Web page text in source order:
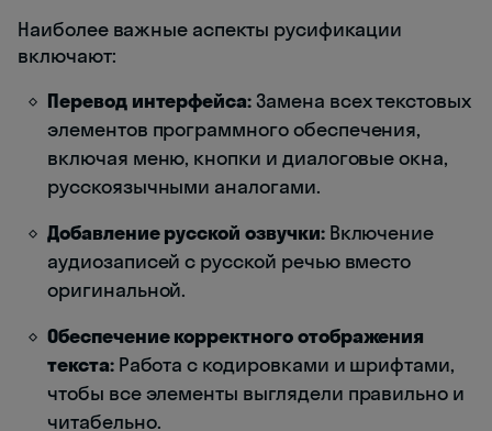
Наиболее важные аспекты русификации
включают:
Перевод интерфейса: Замена всех текстовых
элементов программного обеспечения,
включая меню, кнопки и диалоговые окна,
русскоязычными аналогами.
Добавление русской озвучки:Включение
аудиозаписей с русской речью вместо
оригинальной.
Обеспечение корректного отображения
текста:Работа с кодировками и шрифтами,
чтобы все элементы выглядели правильно и
читабельно.